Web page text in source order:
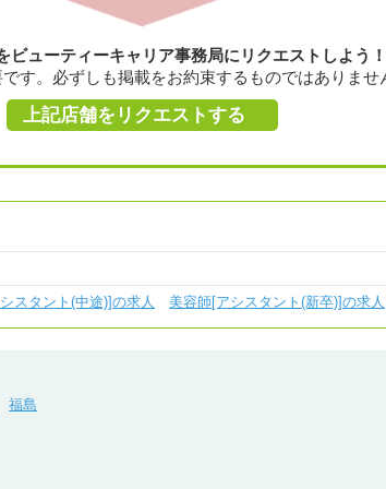
ビューティーキャリア事務局にリクエストしよう！
です。必ずしも掲載をお約束するものではありませ
上記店舗をリクエストする
スタント(中途)]の求人 美容師[アシスタント(新卒)]の求人
福島